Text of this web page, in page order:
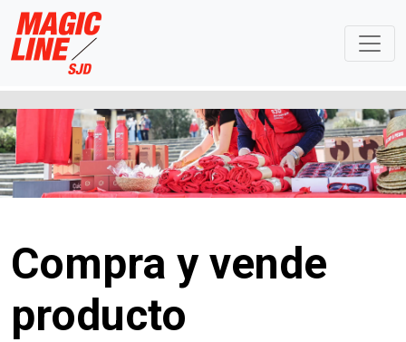
Compra y vende
producto